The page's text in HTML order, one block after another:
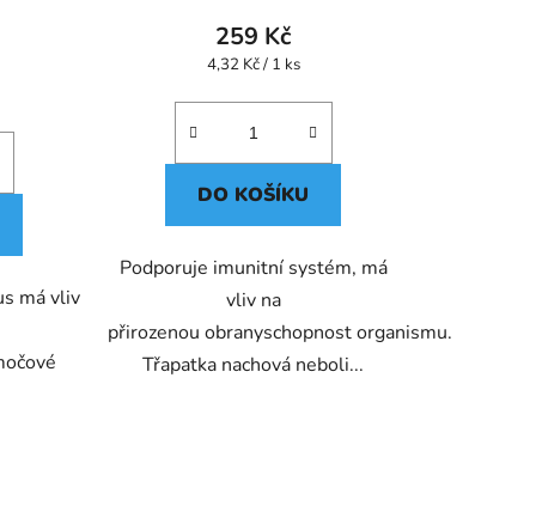
má vliv
259 Kč
Měrná
4,32 Kč / 1 ks
DO KOŠÍKU
Podporuje imunitní systém, má
vliv na
přirozenou obranyschopnost organismu.
Třapatka nachová neboli...